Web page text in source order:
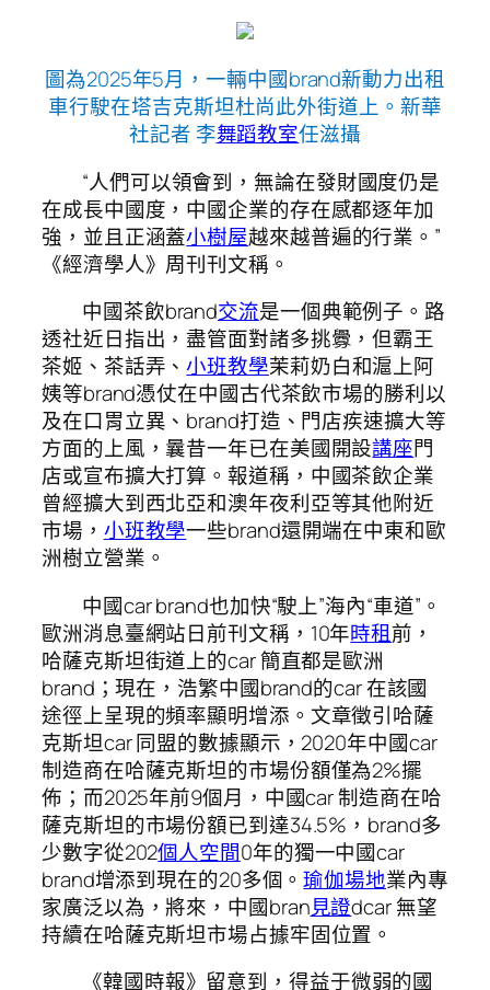
圖為2025年5月，一輛中國brand新動力出租
車行駛在塔吉克斯坦杜尚此外街道上。新華
社記者 李舞蹈教室任滋攝
“人們可以領會到，無論在發財國度仍是
在成長中國度，中國企業的存在感都逐年加
強，並且正涵蓋小樹屋越來越普遍的行業。”
《經濟學人》周刊刊文稱。
中國茶飲brand交流是一個典範例子。路
透社近日指出，盡管面對諸多挑釁，但霸王
茶姬、茶話弄、小班教學茉莉奶白和滬上阿
姨等brand憑仗在中國古代茶飲市場的勝利以
及在口胃立異、brand打造、門店疾速擴大等
方面的上風，曩昔一年已在美國開設講座門
店或宣布擴大打算。報道稱，中國茶飲企業
曾經擴大到西北亞和澳年夜利亞等其他附近
市場， 小班教學一些brand還開端在中東和歐
洲樹立營業。
中國car brand也加快“駛上”海內“車道”。
歐洲消息臺網站日前刊文稱，10年時租前，
哈薩克斯坦街道上的car 簡直都是歐洲
brand；現在，浩繁中國brand的car 在該國
途徑上呈現的頻率顯明增添。文章徵引哈薩
克斯坦car 同盟的數據顯示，2020年中國car
制造商在哈薩克斯坦的市場份額僅為2%擺
佈；而2025年前9個月，中國car 制造商在哈
薩克斯坦的市場份額已到達34.5%，brand多
少數字從202個人空間0年的獨一中國car
brand增添到現在的20多個。瑜伽場地業內專
家廣泛以為，將來，中國bran見證dcar 無望
持續在哈薩克斯坦市場占據牢固位置。
《韓國時報》留意到，得益于微弱的國